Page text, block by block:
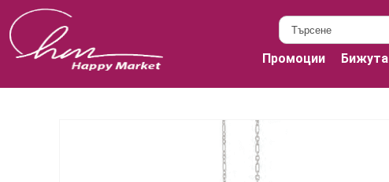
Промоции Бижута